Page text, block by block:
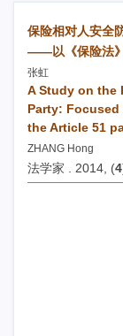
保险相对人安全
——以《保险法
张虹
A Study on the
Party:
the Article 51
ZHANG Hong
法学家 . 2014, (4